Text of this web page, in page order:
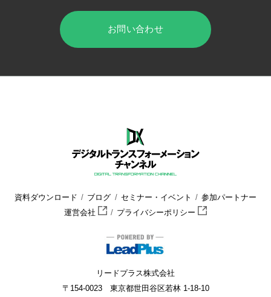
お問い合わせ
資料ダウンロード ブログ セミナー・イベント
参加パートナー
運営会社
プライバシーポリシー
リードプラス株式会社
〒154-0023 東京都世田谷区若林 1-18-10